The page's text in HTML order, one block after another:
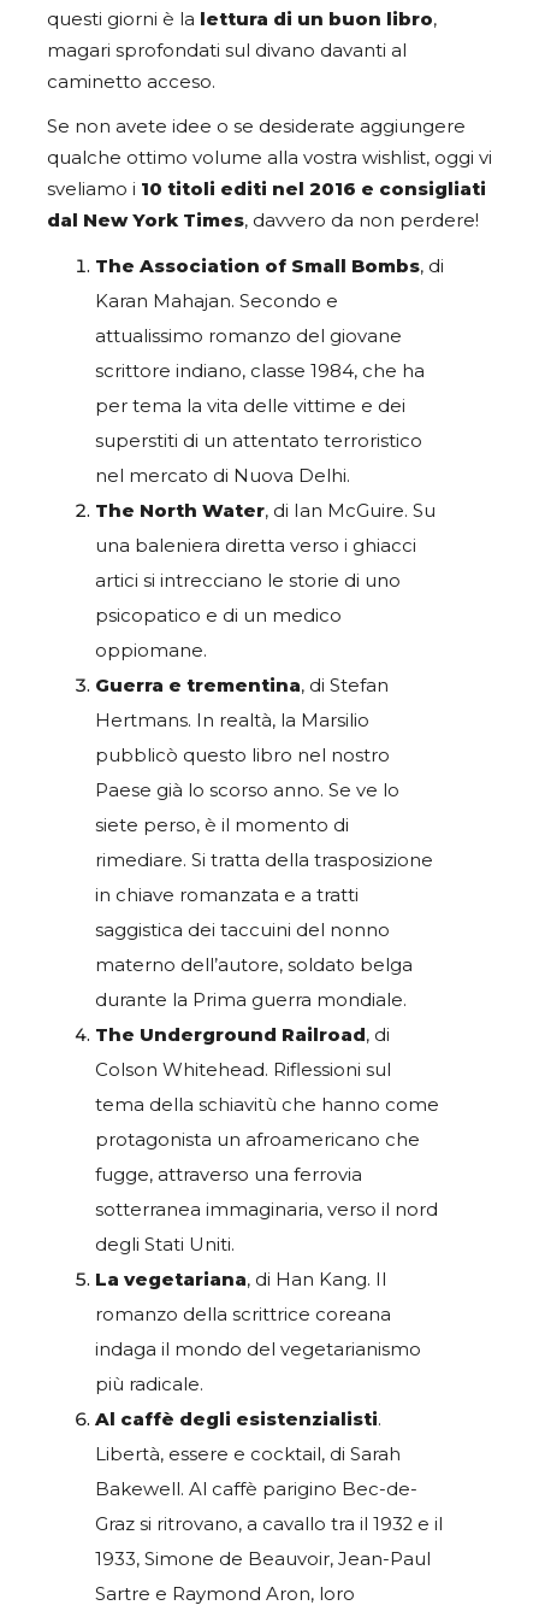
questi giorni è la lettura di un buon libro,
magari sprofondati sul divano davanti al
caminetto acceso.
Se non avete idee o se desiderate aggiungere
qualche ottimo volume alla vostra wishlist, oggi vi
sveliamo i 10 titoli editi nel 2016 e consigliati
dal New York Times, davvero da non perdere!
The Association of Small Bombs, di
Karan Mahajan. Secondo e
attualissimo romanzo del giovane
scrittore indiano, classe 1984, che ha
per tema la vita delle vittime e dei
superstiti di un attentato terroristico
nel mercato di Nuova Delhi.
The North Water, di Ian McGuire. Su
una baleniera diretta verso i ghiacci
artici si intrecciano le storie di uno
psicopatico e di un medico
oppiomane.
Guerra e trementina, di Stefan
Hertmans. In realtà, la Marsilio
pubblicò questo libro nel nostro
Paese già lo scorso anno. Se ve lo
siete perso, è il momento di
rimediare. Si tratta della trasposizione
in chiave romanzata e a tratti
saggistica dei taccuini del nonno
materno dell’autore, soldato belga
durante la Prima guerra mondiale.
The Underground Railroad, di
Colson Whitehead. Riflessioni sul
tema della schiavitù che hanno come
protagonista un afroamericano che
fugge, attraverso una ferrovia
sotterranea immaginaria, verso il nord
degli Stati Uniti.
La vegetariana, di Han Kang. Il
romanzo della scrittrice coreana
indaga il mondo del vegetarianismo
più radicale.
Al caffè degli esistenzialisti.
Libertà, essere e cocktail, di Sarah
Bakewell. Al caffè parigino Bec-de-
Graz si ritrovano, a cavallo tra il 1932 e il
1933, Simone de Beauvoir, Jean-Paul
Sartre e Raymond Aron, loro